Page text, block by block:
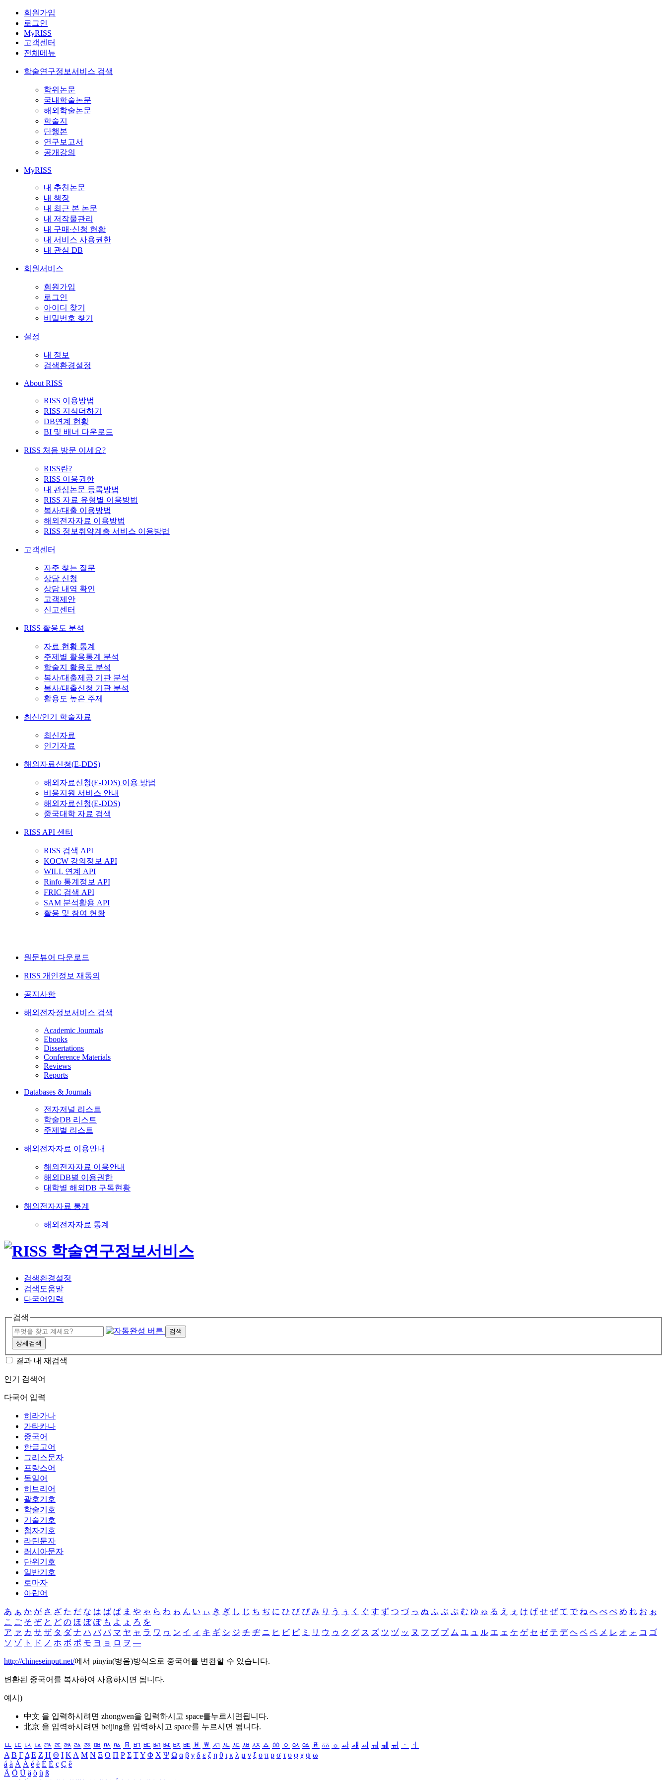
회원가입
로그인
MyRISS
고객센터
전체메뉴
학술연구정보서비스 검색
학위논문
국내학술논문
해외학술논문
학술지
단행본
연구보고서
공개강의
MyRISS
내 추천논문
내 책장
내 최근 본 논문
내 저작물관리
내 구매·신청 현황
내 서비스 사용권한
내 관심 DB
회원서비스
회원가입
로그인
아이디 찾기
비밀번호 찾기
설정
내 정보
검색환경설정
About RISS
RISS 이용방법
RISS 지식더하기
DB연계 현황
BI 및 배너 다운로드
RISS 처음 방문 이세요?
RISS란?
RISS 이용권한
내 관심논문 등록방법
RISS 자료 유형별 이용방법
복사/대출 이용방법
해외전자자료 이용방법
RISS 정보취약계층 서비스 이용방법
고객센터
자주 찾는 질문
상담 신청
상담 내역 확인
고객제안
신고센터
RISS 활용도 분석
자료 현황 통계
주제별 활용통계 분석
학술지 활용도 분석
복사/대출제공 기관 분석
복사/대출신청 기관 분석
활용도 높은 주제
최신/인기 학술자료
최신자료
인기자료
해외자료신청(E-DDS)
해외자료신청(E-DDS) 이용 방법
비용지원 서비스 안내
해외자료신청(E-DDS)
중국대학 자료 검색
RISS API 센터
RISS 검색 API
KOCW 강의정보 API
WILL 연계 API
Rinfo 통계정보 API
FRIC 검색 API
SAM 분석활용 API
활용 및 참여 현황
원문뷰어 다운로드
RISS 개인정보 재동의
공지사항
해외전자정보서비스 검색
Academic Journals
Ebooks
Dissertations
Conference Materials
Reviews
Reports
Databases & Journals
전자저널 리스트
학술DB 리스트
주제별 리스트
해외전자자료 이용안내
해외전자자료 이용안내
해외DB별 이용권한
대학별 해외DB 구독현황
해외전자자료 통계
해외전자자료 통계
검색환경설정
검색도움말
다국어입력
검색
검색
상세검색
결과 내 재검색
인기 검색어
다국어 입력
히라가나
가타카나
중국어
한글고어
그리스문자
프랑스어
독일어
히브리어
괄호기호
학술기호
기술기호
첨자기호
라틴문자
러시아문자
단위기호
일반기호
로마자
아랍어
あ ぁ か が さ ざ た だ な は ば ぱ ま や ゃ ら わ ゎ ん い ぃ き ぎ し じ ち ぢ に ひ び ぴ み り う ぅ く ぐ す ず つ づ っ ぬ ふ ぶ ぷ む ゆ ゅ る え ぇ け げ せ ぜ て で ね へ べ ぺ め れ お ぉ
こ ご そ ぞ と ど の ほ ぼ ぽ も よ ょ ろ を
ア ァ カ サ ザ タ ダ ナ ハ バ パ マ ヤ ャ ラ ワ ヮ ン イ ィ キ ギ シ ジ チ ヂ ニ ヒ ビ ピ ミ リ ウ ゥ ク グ ス ズ ツ ヅ ッ ヌ フ ブ プ ム ユ ュ ル エ ェ ケ ゲ セ ゼ テ デ ヘ ベ ペ メ レ オ ォ コ ゴ
ソ ゾ ト ド ノ ホ ボ ポ モ ヨ ョ ロ ヲ ―
http://chineseinput.net/에서 pinyin(병음)방식으로 중국어를 변환할 수 있습니다.
변환된 중국어를 복사하여 사용하시면 됩니다.
예시)
中文 을 입력하시려면 zhongwen을 입력하시고 space를누르시면됩니다.
北京 을 입력하시려면 beijing을 입력하시고 space를 누르시면 됩니다.
ㅥ ㅦ ㅧ ㅨ ㅩ ㅪ ㅫ ㅬ ㅭ ㅮ ㅯ ㅰ ㅱ ㅲ ㅳ ㅴ ㅵ ㅶ ㅷ ㅸ ㅹ ㅺ ㅻ ㅼ ㅽ ㅾ ㅿ ㆀ ㆁ ㆂ ㆃ ㆄ ㆅ ㆆ ㆇ ㆈ ㆉ ㆊ ㆋ ㆌ ㆍ
ㆎ
Α Β ΓΔ Ε Ζ Η Θ Ι ΚΛ Μ Ν Ξ Ο Π Ρ Σ ΤΥ Φ Χ Ψ Ω α β γ δ ε ζ η θ ι κ λ μ ν ξ ο π ρ σ τ υ φ χ ψ ω
á à Á À é è É È ç Ç ê
Ä Ö Ü ä ö ü ß